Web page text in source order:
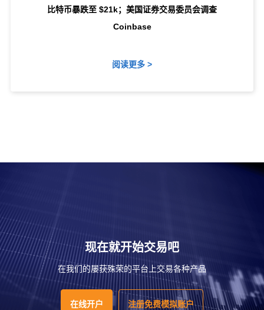
比特币暴跌至 $21k；美国证券交易委员会调查
Coinbase
阅读更多 >
现在就开始交易吧
在我们的屡获殊荣的平台上交易各种产品
在线开户 注册免费模拟账户